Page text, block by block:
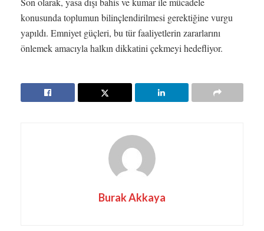
konusunda toplumun bilinçlendirilmesi gerektiğine vurgu
yapıldı. Emniyet güçleri, bu tür faaliyetlerin zararlarını
önlemek amacıyla halkın dikkatini çekmeyi hedefliyor.
Burak Akkaya